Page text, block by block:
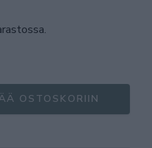
.
OSTOSKORIIN